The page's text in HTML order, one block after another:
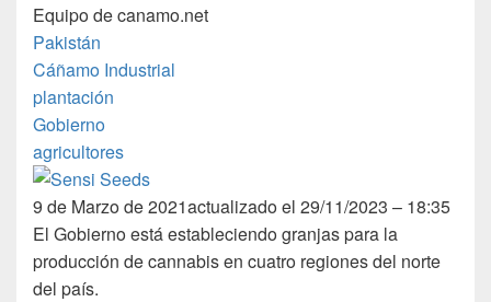
Equipo de canamo.net
Pakistán
Cáñamo Industrial
plantación
Gobierno
agricultores
9 de Marzo de 2021actualizado el 29/11/2023 – 18:35
El Gobierno está estableciendo granjas para la
producción de cannabis en cuatro regiones del norte
del país.